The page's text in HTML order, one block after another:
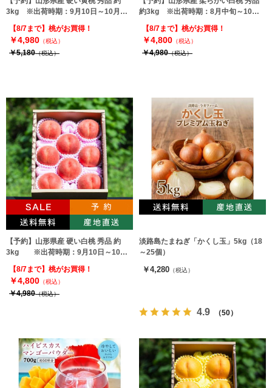
3kg ※出荷時期：9月10日～10月上
【8/7まで】桃がお買得！
￥4,980 （税込）
￥5,180（税込）
約3kg ※出荷時期：8月中旬～10月
上旬
【8/7まで】桃がお買得！
￥4,800 （税込）
￥4,980（税込）
【予約】山形県産 硬い白桃 秀品 約
3kg ※出荷時期：9月10日～10月
上旬
【8/7まで】桃がお買得！
￥4,800 （税込）
￥4,980（税込）
淡路島たまねぎ「かくし玉」5kg（18
～25個）
￥4,280 （税込）
4.9 （50）